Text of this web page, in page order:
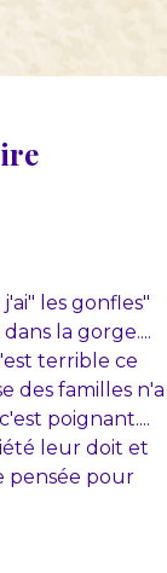
les gonfles"
la gorge....
terrible ce
des familles n'a
poignant....
leur doit et
pensée pour